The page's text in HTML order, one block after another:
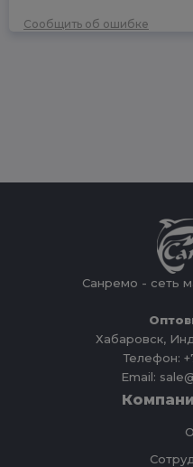
Сообщить об ошибке
Санремо - сеть
Хабаровск,
Телефон:
Email: